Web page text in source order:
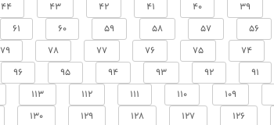
39
40
41
42
43
44
56
57
58
59
60
61
74
75
76
77
78
79
91
92
93
94
95
96
109
110
111
112
113
126
127
128
129
130